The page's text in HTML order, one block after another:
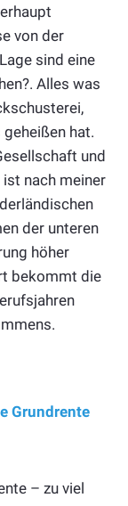
von der
sind eine
Alles was
hat.
und
nach meiner
der unteren
höher
bekommt die
Grundrente
– zu viel